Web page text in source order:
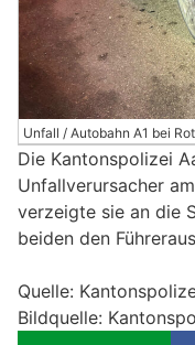
Unfall / Autobahn A1 bei
Die Kantonspolizei
Unfallverursacher
verzeigte sie an die
beiden den
Quelle:
Bildquelle: